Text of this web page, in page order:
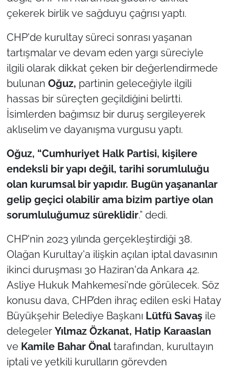
çekerek birlik ve sağduyu çağrısı yaptı.
CHP'de kurultay süreci sonrası yaşanan
tartışmalar ve devam eden yargı süreciyle
ilgili olarak dikkat çeken bir değerlendirmede
bulunan Oğuz, partinin geleceğiyle ilgili
hassas bir süreçten geçildiğini belirtti.
İsimlerden bağımsız bir duruş sergileyerek
aklıselim ve dayanışma vurgusu yaptı.
Oğuz, “Cumhuriyet Halk Partisi, kişilere
endeksli bir yapı değil, tarihi sorumluluğu
olan kurumsal bir yapıdır. Bugün yaşananlar
gelip geçici olabilir ama bizim partiye olan
sorumluluğumuz süreklidir.” dedi.
CHP'nin 2023 yılında gerçekleştirdiği 38.
Olağan Kurultay'a ilişkin açılan iptal davasının
ikinci duruşması 30 Haziran'da Ankara 42.
Asliye Hukuk Mahkemesi'nde görülecek. Söz
konusu dava, CHP’den ihraç edilen eski Hatay
Büyükşehir Belediye Başkanı Lütfü Savaşile
delegeler Yılmaz Özkanat, Hatip Karaaslan
ve Kamile Bahar Önaltarafından, kurultayın
iptali ve yetkili kurulların görevden
ÇANAKKALE
TÜRKİYE
Bölge
Güvenlik
Genel
Flaş Haber
Dış Haberler
Magazin
İş Dünyası
Bilim Teknoloji
English News
Canlı Maç
Finans